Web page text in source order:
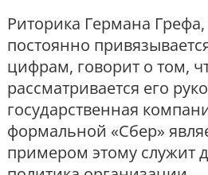
Риторика Германа
постоянно
цифрам, говорит о том,
рассматривается его
государственная
формальной «Сбер»
примером этому служит